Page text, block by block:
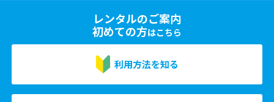
レンタルのご案内
初めての方はこちら
利用方法を知る